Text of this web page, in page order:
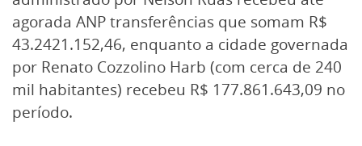
agorada ANP transferências que somam R$
43.2421.152,46, enquanto a cidade governada
por Renato Cozzolino Harb (com cerca de 240
mil habitantes) recebeu R$ 177.861.643,09 no
período.